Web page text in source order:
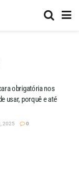
obrigatória nos
usar, porquê e até
2025 0